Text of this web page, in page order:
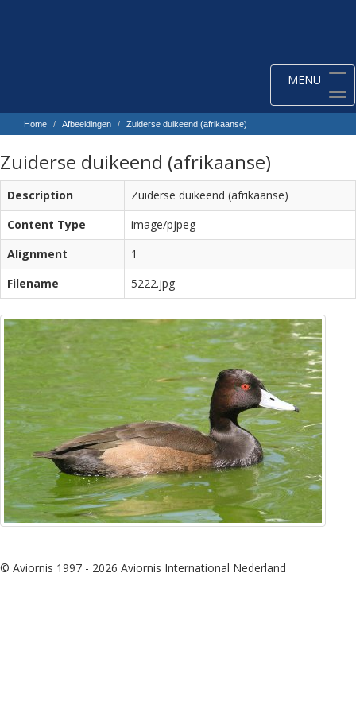
Toggle
navigation
MENU
Home Afbeeldingen Zuiderse duikeend (afrikaanse)
Zuiderse duikeend (afrikaanse)
Description
Zuiderse duikeend (afrikaanse)
Content Type
image/pjpeg
Alignment
1
Filename
5222.jpg
© Aviornis 1997 - 2026 Aviornis International Nederland